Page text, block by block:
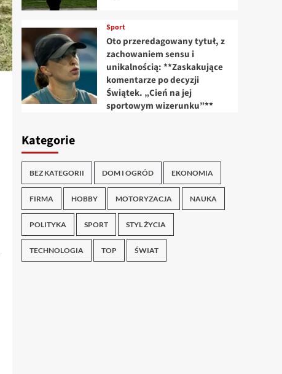
Sport
Oto przeredagowany tytuł, z
zachowaniem sensu i
unikalnością: **Zaskakujące
komentarze po decyzji
Świątek. „Cień na jej
sportowym wizerunku”**
Kategorie
BEZ KATEGORII DOM I OGRÓD EKONOMIA
FIRMA HOBBY MOTORYZACJA NAUKA
POLITYKA SPORT STYL ŻYCIA
TECHNOLOGIA TOP ŚWIAT